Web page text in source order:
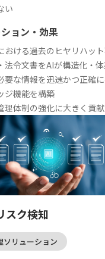
い
ョン・効果
おける過去のヒヤリハッ
法令文書をAIが構造化・
要な情報を迅速かつ正確
ジ機能を構築
理体制の強化に大きく貢献
スク検知
ソリューション